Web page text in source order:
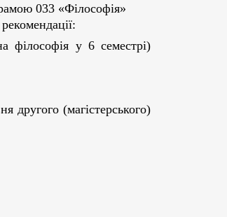
033 «Філософія»
філософія у 6 семестрі)
другого (магістерського)